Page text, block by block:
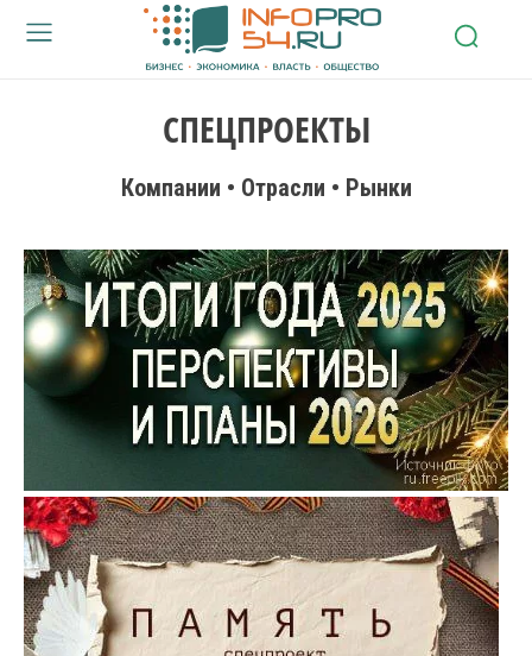
СПЕЦПРОЕКТЫ
Компании • Отрасли • Рынки